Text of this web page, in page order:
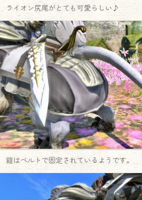
ライオン尻尾がとても可愛らしい♪
鎧はベルトで固定されているようです。